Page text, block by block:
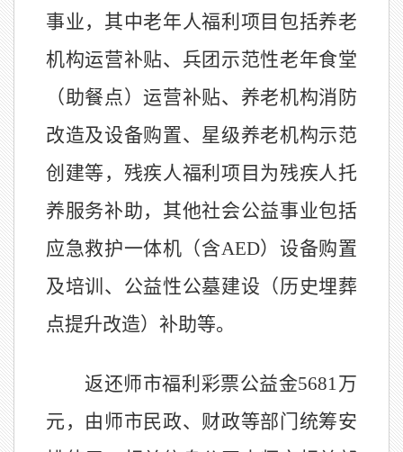
事业，其中老年人福利项目包括养老
机构运营补贴、兵团示范性老年食堂
（助餐点）运营补贴、养老机构消防
改造及设备购置、星级养老机构示范
创建等，残疾人福利项目为残疾人托
养服务补助，其他社会公益事业包括
应急救护一体机（含AED）设备购置
及培训、公益性公墓建设（历史埋葬
点提升改造）补助等。
返还师市福利彩票公益金5681万
元，由师市民政、财政等部门统筹安